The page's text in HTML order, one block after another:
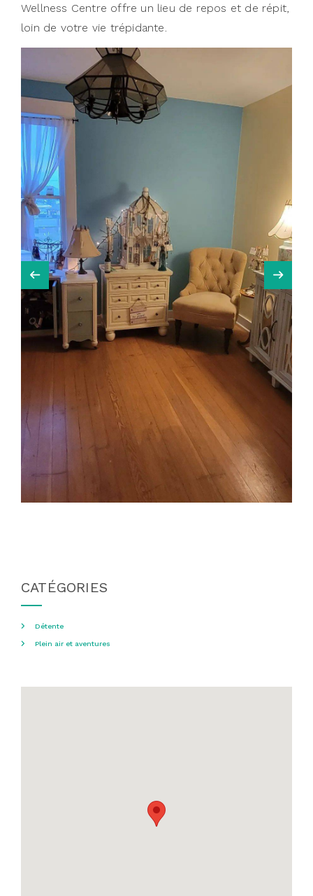
Wellness Centre offre un lieu de repos et de répit,
loin de votre vie trépidante.
CATÉGORIES
Détente
Plein air et aventures